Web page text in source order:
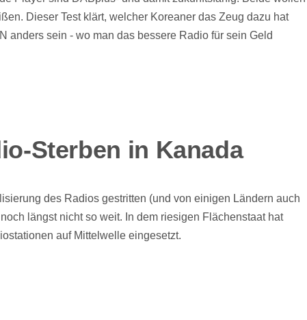
Dieser Test klärt, welcher Koreaner das Zeug dazu hat
anders sein - wo man das bessere Radio für sein Geld
Sterben in Kanada
des Radios gestritten (und von einigen Ländern auch
längst nicht so weit. In dem riesigen Flächenstaat hat
auf Mittelwelle eingesetzt.